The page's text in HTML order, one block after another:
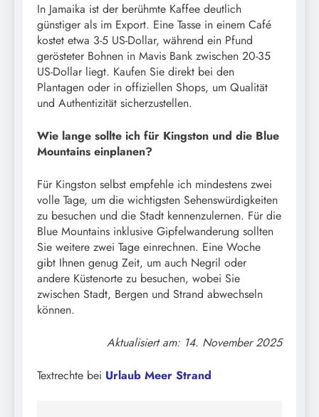
In Jamaika ist der berühmte Kaffee deutlich
günstiger als im Export. Eine Tasse in einem Café
kostet etwa 3-5 US-Dollar, während ein Pfund
gerösteter Bohnen in Mavis Bank zwischen 20-35
US-Dollar liegt. Kaufen Sie direkt bei den
Plantagen oder in offiziellen Shops, um Qualität
und Authentizität sicherzustellen.
Wie lange sollte ich für Kingston und die Blue
Mountains einplanen?
Für Kingston selbst empfehle ich mindestens zwei
volle Tage, um die wichtigsten Sehenswürdigkeiten
zu besuchen und die Stadt kennenzulernen. Für die
Blue Mountains inklusive Gipfelwanderung sollten
Sie weitere zwei Tage einrechnen. Eine Woche
gibt Ihnen genug Zeit, um auch Negril oder
andere Küstenorte zu besuchen, wobei Sie
zwischen Stadt, Bergen und Strand abwechseln
können.
Aktualisiert am: 14. November 2025
Textrechte bei Urlaub Meer Strand